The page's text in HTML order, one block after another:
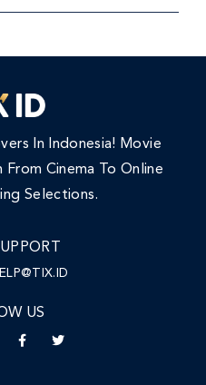
In Indonesia! Movie
Cinema To Online
Selections.
US